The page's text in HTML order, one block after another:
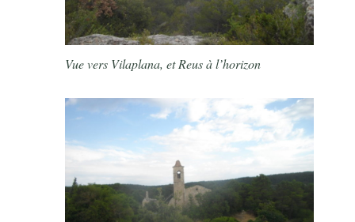
Vue vers Vilaplana, et Reus à l’horizon